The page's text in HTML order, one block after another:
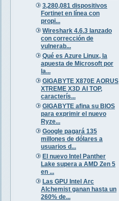
3,280,081 dispositivos
Fortinet en línea con
propi...
Wireshark 4.6.3 lanzado
con corrección de
vulnerab...
Qué es Azure Linux, la
apuesta de Microsoft por
la...
GIGABYTE X870E AORUS
XTREME X3D AI TOP,
caracterís...
GIGABYTE afina su BIOS
para exprimir el nuevo
Ryze...
Google pagará 135
millones de dólares a
usuarios d...
El nuevo Intel Panther
Lake supera a AMD Zen 5
en ...
Las GPU Intel Arc
Alchemist ganan hasta un
260% de...